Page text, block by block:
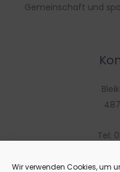
Wir verwenden Cookies, um
Gemeinschaft und
Tel: